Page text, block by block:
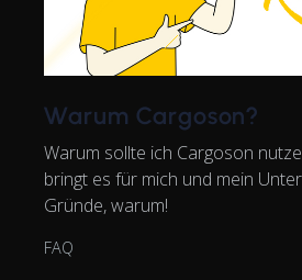
Warum Cargoson?
Warum sollte ich Cargoson
bringt es für mich und mein
Gründe, warum!
FAQ